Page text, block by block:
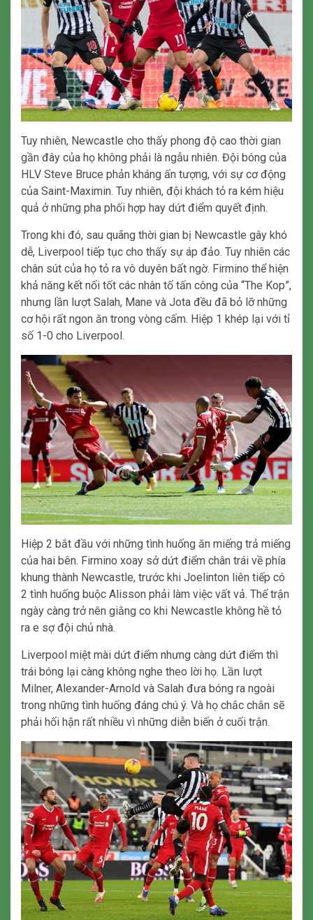
Tuy nhiên, Newcastle cho thấy phong độ cao thời gian
gần đây của họ không phải là ngẫu nhiên. Đội bóng của
HLV Steve Bruce phản kháng ấn tượng, với sự cơ động
của Saint-Maximin. Tuy nhiên, đội khách tỏ ra kém hiệu
quả ở những pha phối hợp hay dứt điểm quyết định.
Trong khi đó, sau quãng thời gian bị Newcastle gây khó
dễ, Liverpool tiếp tục cho thấy sự áp đảo. Tuy nhiên các
chân sút của họ tỏ ra vô duyên bất ngờ. Firmino thể hiện
khả năng kết nối tốt các nhân tố tấn công của “The Kop”,
nhưng lần lượt Salah, Mane và Jota đều đã bỏ lỡ những
cơ hội rất ngon ăn trong vòng cấm. Hiệp 1 khép lại với tỉ
số 1-0 cho Liverpool.
Hiệp 2 bắt đầu với những tình huống ăn miếng trả miếng
của hai bên. Firmino xoay sở dứt điểm chân trái về phía
khung thành Newcastle, trước khi Joelinton liên tiếp có
2 tình huống buộc Alisson phải làm việc vất vả. Thế trận
ngày càng trở nên giằng co khi Newcastle không hề tỏ
ra e sợ đội chủ nhà.
Liverpool miệt mài dứt điểm nhưng càng dứt điểm thì
trái bóng lại càng không nghe theo lời họ. Lần lượt
Milner, Alexander-Arnold và Salah đưa bóng ra ngoài
trong những tình huống đáng chú ý. Và họ chắc chắn sẽ
phải hối hận rất nhiều vì những diễn biến ở cuối trận.